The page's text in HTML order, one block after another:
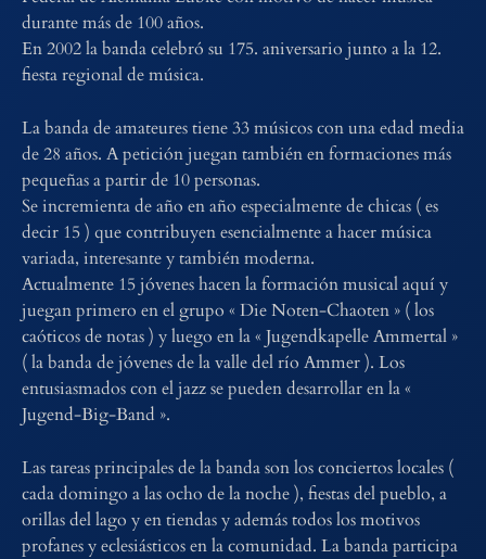
durante más de 100 años.
En 2002 la banda celebró su 175. aniversario junto a la 12.
fiesta regional de música.
La banda de amateures tiene 33 músicos con una edad media
de 28 años. A petición juegan también en formaciones más
pequeñas a partir de 10 personas.
Se incremienta de año en año especialmente de chicas ( es
decir 15 ) que contribuyen esencialmente a hacer música
variada, interesante y también moderna.
Actualmente 15 jóvenes hacen la formación musical aquí y
juegan primero en el grupo « Die Noten-Chaoten » ( los
caóticos de notas ) y luego en la « Jugendkapelle Ammertal »
( la banda de jóvenes de la valle del río Ammer ). Los
entusiasmados con el jazz se pueden desarrollar en la «
Jugend-Big-Band ».
Las tareas principales de la banda son los conciertos locales (
cada domingo a las ocho de la noche ), fiestas del pueblo, a
orillas del lago y en tiendas y además todos los motivos
profanes y eclesiásticos en la comunidad. La banda participa